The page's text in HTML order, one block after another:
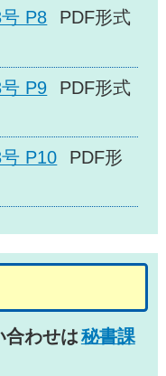
P8
PDF形式
P9
PDF形式
P10
PDF形
合わせは秘書課